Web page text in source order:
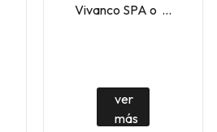
Vivanco SPA o ...
ver
más